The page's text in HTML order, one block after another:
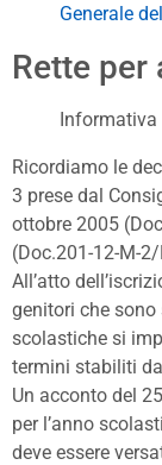
Generale
Rette per
Informativa
Ricordiamo le
3 prese dal
ottobre 2005
(Doc.201-12-M-
All’atto
genitori che
scolastiche si
termini stabiliti
Un acconto del
per l’anno
deve essere